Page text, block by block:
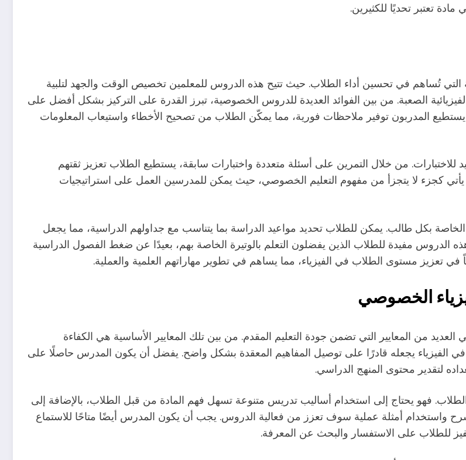
تعتبر تحديًا للكثيرين.
التي تُساهم في تحسين أداء الطلاب. حيث تتيح هذه الدروس للمعلمين تخصيص الوقت والجهد لتلبية
الصعبة. من بين الفوائد العديدة للدروس الخصوصية، تبرز القدرة على التركيز بشكل أفضل على
المدربون توفير ملاحظات فورية، مما يمكّن الطلاب من تصحيح الأخطاء واستيعاب المعلومات
من خلال التمرين على أسئلة متعددة واختبارات سابقة، يستطيع الطلاب تعزيز ثقتهم
يأتي كجزء لا يتجزأ من مفهوم التعليم الخصوصي، حيث يمكن للمدرسين العمل على استراتيجيات
بكل طالب. يمكن للطلاب تحديد مواعيد الدراسة بما يتناسب مع جداولهم الدراسية، مما يجعل
الدروس مفيدة للطلاب الذين يفضلون التعلم بالوتيرة الخاصة بهم، بعيدًا عن ضغط الفصول الدراسية
تعزيز مستوى الطلاب في الفيزياء، مما يساهم في تطوير مهاراتهم العلمية والعملية.
الخصوصي
من المعايير التي تضمن جودة التعليم المقدم. من بين تلك المعايير الأساسية هي الكفاءة
الفيزياء يجعله قادرًا على توصيل المفاهيم المعقدة بشكل واضح. يفضل أن يكون المدرس حاصلًا على
لتقدير محتوى المنهج الدراسي.
فهو يحتاج إلى استخدام أساليب تدريس متنوعة تسهل فهم المادة من قبل الطلاب، بالإضافة إلى
واستخدام أمثلة عملية سوف تعزز من فعالية الدروس. يجب أن يكون المدرس أيضًا متاحًا للاستماع
للطلاب على الاستفسار والبحث عن المعرفة.